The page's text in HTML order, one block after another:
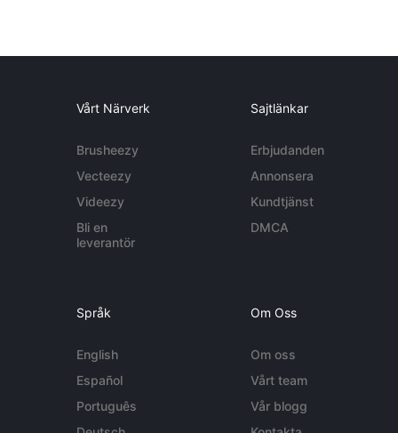
Vårt Närverk
Brusheezy
Vecteezy
Videezy
Bli en
leverantör
Sajtlänkar
Erbjudanden
Annonsera
Kundtjänst
DMCA
Språk
English
Español
Português
Om Oss
Om oss
Vårt team
Vår blogg